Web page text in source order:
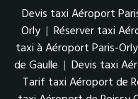
Devis taxi Aéroport
Orly | Réserver taxi
taxi à Aéroport Paris-Orly
de Gaulle | Devis taxi
Tarif taxi Aéroport de